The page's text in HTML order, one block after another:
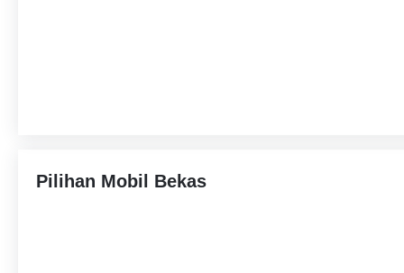
Pilihan Mobil Bekas